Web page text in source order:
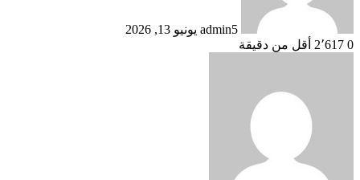
admin5 يونيو 13, 2026
0
أقل من دقيقة